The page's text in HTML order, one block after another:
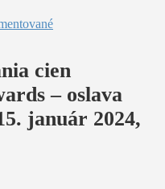
cien
– oslava
január 2024,